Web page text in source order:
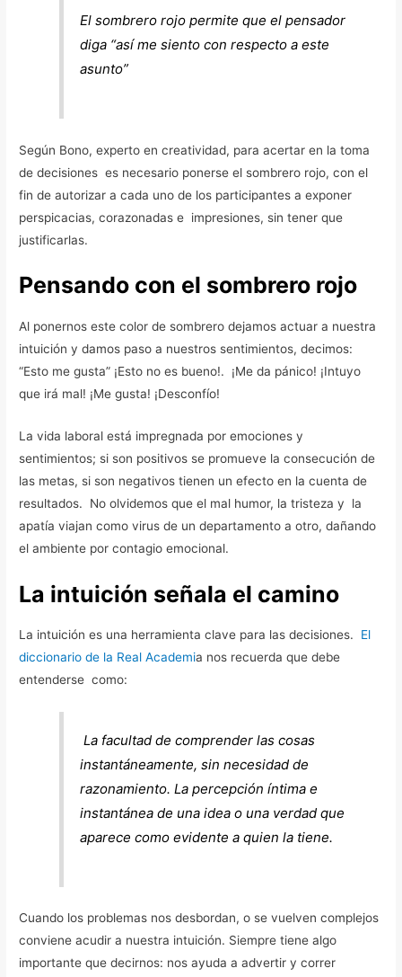
El sombrero rojo permite que el pensador
diga “así me siento con respecto a este
asunto”
Según Bono, experto en creatividad, para acertar en la toma
de decisiones es necesario ponerse el sombrero rojo, con el
fin de autorizar a cada uno de los participantes a exponer
perspicacias, corazonadas e impresiones, sin tener que
justificarlas.
Pensando con el sombrero rojo
Al ponernos este color de sombrero dejamos actuar a nuestra
intuición y damos paso a nuestros sentimientos, decimos:
“Esto me gusta” ¡Esto no es bueno!. ¡Me da pánico! ¡Intuyo
que irá mal! ¡Me gusta! ¡Desconfío!
La vida laboral está impregnada por emociones y
sentimientos; si son positivos se promueve la consecución de
las metas, si son negativos tienen un efecto en la cuenta de
resultados. No olvidemos que el mal humor, la tristeza y la
apatía viajan como virus de un departamento a otro, dañando
el ambiente por contagio emocional.
La intuición señala el camino
La intuición es una herramienta clave para las decisiones. El
diccionario de la Real Academia nos recuerda que debe
entenderse como:
La facultad de comprender las cosas
instantáneamente, sin necesidad de
razonamiento. La percepción íntima e
instantánea de una idea o una verdad que
aparece como evidente a quien la tiene.
Cuando los problemas nos desbordan, o se vuelven complejos
conviene acudir a nuestra intuición. Siempre tiene algo
importante que decirnos: nos ayuda a advertir y correr